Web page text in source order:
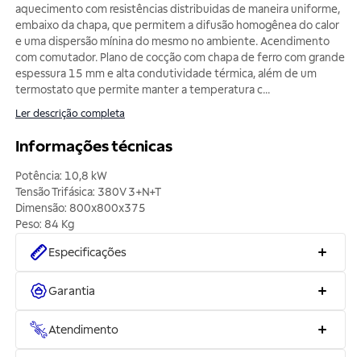
aquecimento com resistências distribuidas de maneira uniforme,
embaixo da chapa, que permitem a difusão homogênea do calor
e uma dispersão mínina do mesmo no ambiente. Acendimento
com comutador. Plano de cocção com chapa de ferro com grande
espessura 15 mm e alta condutividade térmica, além de um
termostato que permite manter a temperatura c...
Ler descrição completa
Informações técnicas
Potência: 10,8 kW
Tensão Trifásica: 380V 3+N+T
Dimensão: 800x800x375
Especificações
Garantia
Atendimento